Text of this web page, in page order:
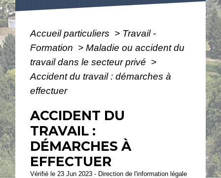
Accueil particuliers > Travail -
Formation > Maladie ou accident du
travail dans le secteur privé >
Accident du travail : démarches à
effectuer
ACCIDENT DU
TRAVAIL :
DÉMARCHES À
EFFECTUER
Vérifié le 23 Jun 2023 - Direction de l'information légale